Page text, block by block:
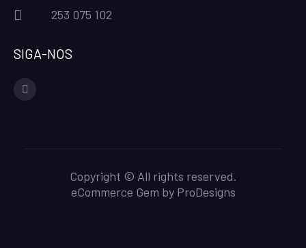
253 075 102
SIGA-NOS
Copyright © All rights reserved.
eCommerce Gem by ProDesigns